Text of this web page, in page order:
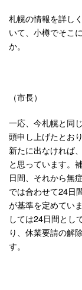
札幌の情報を詳し
いて、小樽でそこ
か。
（市長）
一応、今札幌と同
頭申し上げたとお
新たに出なければ
と思っています。
日間、それから無
では合わせて24日
が基準を定めてい
しては24日間とし
り、休業要請の解
す。